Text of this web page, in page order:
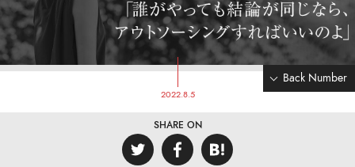
Back Number
2022.8.5
SHARE ON